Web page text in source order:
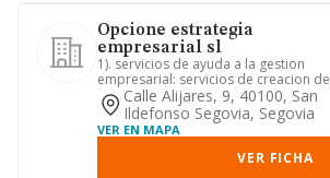
Opcione estrategia
empresarial sl
1). servicios de ayuda a la gestion
empresarial: servicios de creacion de
nuevos negocios, producto...
Calle Alijares, 9, 40100, San
Ildefonso Segovia, Segovia
VER EN MAPA
VER FICHA